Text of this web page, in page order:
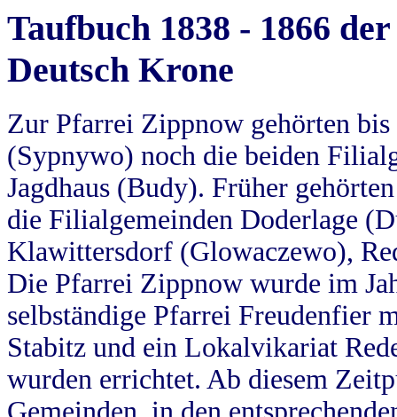
Taufbuch 1838 - 1866
Deutsch Krone
Zur Pfarrei Zippnow gehörten
(Sypnywo) noch die beiden
Jagdhaus (Budy). Früher
die Filialgemeinden Doderlage
Klawittersdorf (Glowaczewo),
Die Pfarrei Zippnow wurde im
selbständige Pfarrei Freudenfier
Stabitz und ein Lokalvikariat
wurden errichtet. Ab diesem